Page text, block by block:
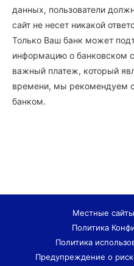
данных, пользователи
сайт не несет никакой
Только Ваш банк может
информацию о банковском
важный платеж, который
времени, мы рекомендуем
банком.
Местные сайты
Политика
Политика
Предупреждение о